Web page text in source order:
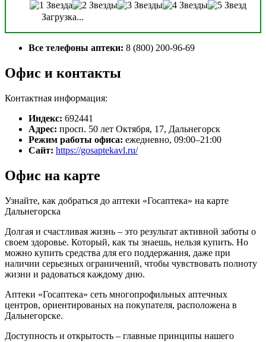
Загрузка...
Все телефоны аптеки: 8 (800) 200-96-69
Офис и контакты
Контактная информация:
Индекс: 692441
Адрес: просп. 50 лет Октября, 17, Дальнегорск
Режим работы офиса: ежедневно, 09:00–21:00
Сайт: https://gosaptekavl.ru/
Офис на карте
Узнайте, как добраться до аптеки «Госаптека» на карте
Дальнегорска
Долгая и счастливая жизнь – это результат активной заботы о
своем здоровье. Который, как ты знаешь, нельзя купить. Но
можно купить средства для его поддержания, даже при
наличии серьезных ограничений, чтобы чувствовать полноту
жизни и радоваться каждому дню.
Аптеки «Госаптека» сеть многопрофильных аптечных
центров, ориентированых на покупателя, расположена в
Дальнегорске.
Доступность и открытость – главные принципы нашего